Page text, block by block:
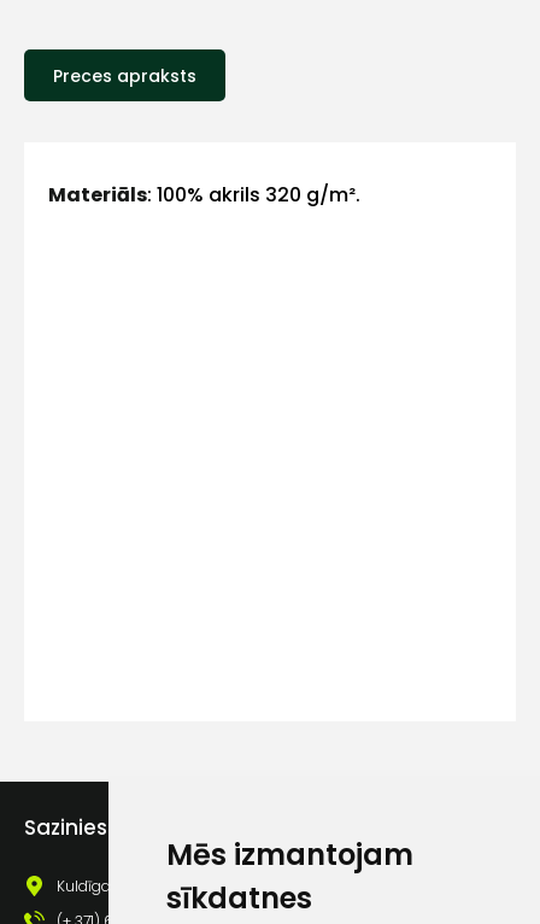
Mēs izmantojam
sīkdatnes
Preces apraksts
Materiāls: 100% akrils 320 g/m².
Sazinies ar mums
Kuldīgas iela 69a, Saldus, Saldus nov., LV - 3801
Vārds
Piekrītu saņemt